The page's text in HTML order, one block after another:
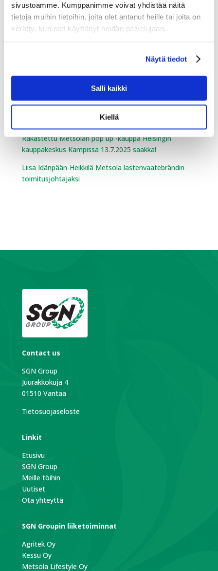
sivustoamme. Kumppanimme voivat yhdistää näitä
tietoja muihin tietoihin, joita olet antanut heille tai joita on
kerätty, kun olet käyttänyt heidän palvelujaan.
Näytä tiedot
Salli kaikki
Kiellä
Team Sportia on laajentunut Ouluun
SGN Sport kasvaa myös Ruotsissa!
Kuluttajatuotteet
Metsola Together -mallisto yhdessä K-Citymarketin
Rakastettu Metsolan pop up -kauppa Helsingin
kauppakeskus Kampissa 13.7.2025 saakka!
Liisa Idänpään-Heikkilä Metsola lastenvaatebrändin
toimitusjohtajaksi
Contact us
SGN Group
Juurakkokuja 4
01510 Vantaa
Tietosuojaseloste
Linkit
Etusivu
SGN Group
Meille töihin
Uutiset
Ota yhteyttä
SGN Groupin liiketoiminnat
Agritek Oy
Kessu Oy
Metsola Lifestyle Oy